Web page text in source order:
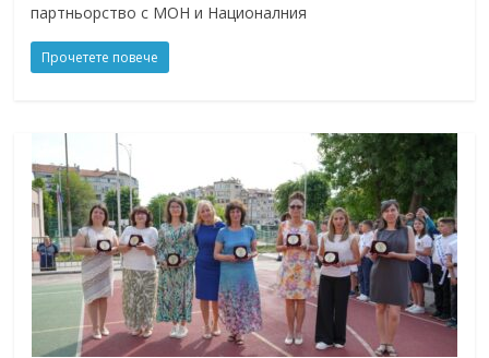
партньорство с МОН и Националния
Прочетете повече